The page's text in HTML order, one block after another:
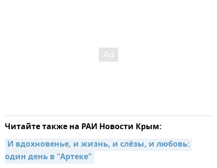
Читайте также на РАИ Новости Крым:
И вдохновенье, и жизнь, и слёзы, и любовь:
один день в "Артеке"